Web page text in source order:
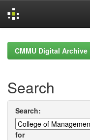
navigationCMMU Digital Archive
Search
Search:
for